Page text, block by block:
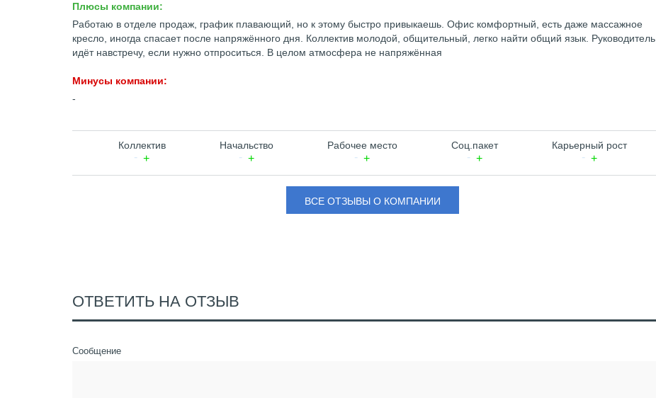
Плюсы компании:
Работаю в отделе продаж, график плавающий, но к этому быстро привыкаешь. Офис комфортный, есть даже массажное
кресло, иногда спасает после напряжённого дня. Коллектив молодой, общительный, легко найти общий язык. Руководитель
идёт навстречу, если нужно отпроситься. В целом атмосфера не напряжённая
Минусы компании:
-
Коллектив Начальство Рабочее место Соц.пакет Карьерный рост
ВСЕ ОТЗЫВЫ О КОМПАНИИ
ОТВЕТИТЬ НА ОТЗЫВ
Сообщение